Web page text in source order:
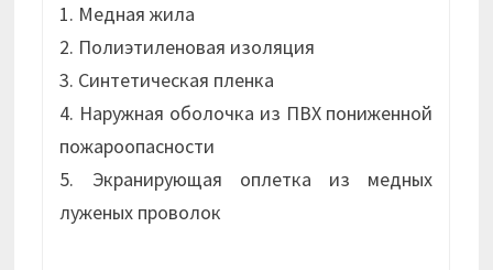
1. Медная жила
2. Полиэтиленовая изоляция
3. Синтетическая пленка
4. Наружная оболочка из ПВХ пониженной
пожароопасности
5. Экранирующая оплетка из медных
луженых проволок